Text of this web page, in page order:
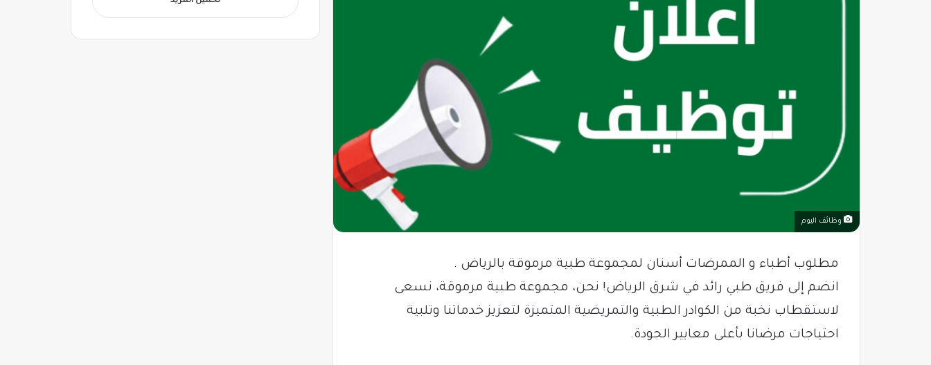
وظائف اليوم
مطلوب أطباء و الممرضات أسنان لمجموعة طبية مرموقة بالرياض .
انضم إلى فريق طبي رائد في شرق الرياض! نحن، مجموعة طبية مرموقة، نسعى
لاستقطاب نخبة من الكوادر الطبية والتمريضية المتميزة لتعزيز خدماتنا وتلبية
احتياجات مرضانا بأعلى معايير الجودة.